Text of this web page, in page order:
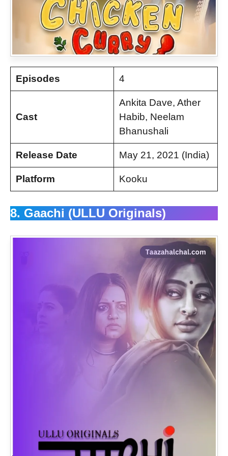
Episodes 4
Cast
Ankita Dave, Ather
Habib, Neelam
Bhanushali
Release Date May 21, 2021 (India)
Platform Kooku
8. Gaachi (ULLU Originals)